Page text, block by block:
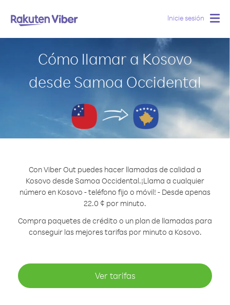
Inicie sesión
Cómo llamar a Kosovo
desde Samoa Occidental
Con Viber Out puedes hacer llamadas de calidad a
Kosovo desde Samoa Occidental.¡Llama a cualquier
número en Kosovo - teléfono fijo o móvil! - Desde apenas
22.0 ¢ por minuto.
Compra paquetes de crédito o un plan de llamadas para
conseguir las mejores tarifas por minuto a Kosovo.
Ver tarifas